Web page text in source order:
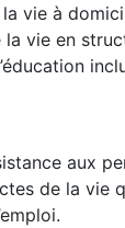
vie à
vie en
aux
de la vie